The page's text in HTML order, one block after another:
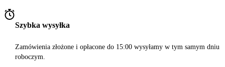
Szybka wysyłka
Zamówienia złożone i opłacone do 15:00 wysyłamy w tym samym dniu
roboczym.